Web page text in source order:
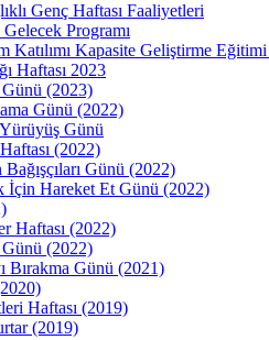
Genç Haftası Faaliyetleri
Gelecek Programı
Katılımı Kapasite Geliştirme
Haftası 2023
(2023)
Günü (2022)
Günü
(2022)
Günü (2022)
İçin Hareket Et Günü (2022)
Haftası (2022)
(2022)
Bırakma Günü (2021)
Haftası (2019)
(2019)